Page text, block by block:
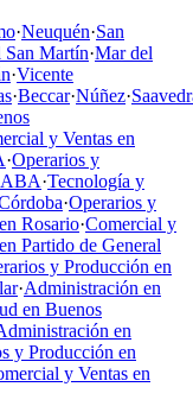
·Neuquén·San
San Martín·Mar del
·Vicente
·Beccar·Núñez·
y Ventas en
·Operarios y
·Tecnología y
·Operarios y
Rosario·Comercial y
Partido de General
y Producción en
·Administración en
en Buenos
en
y Producción en
y Ventas en